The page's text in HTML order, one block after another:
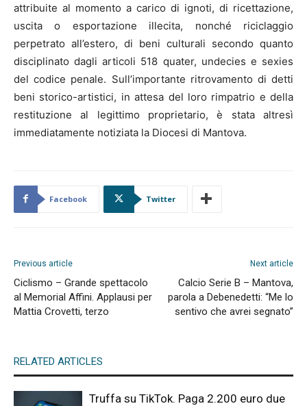
attribuite al momento a carico di ignoti, di ricettazione,
uscita o esportazione illecita, nonché riciclaggio
perpetrato all’estero, di beni culturali secondo quanto
disciplinato dagli articoli 518 quater, undecies e sexies
del codice penale. Sull’importante ritrovamento di detti
beni storico-artistici, in attesa del loro rimpatrio e della
restituzione al legittimo proprietario, è stata altresì
immediatamente notiziata la Diocesi di Mantova.
Facebook Twitter
Previous article
Ciclismo – Grande spettacolo
al Memorial Affini. Applausi per
Mattia Crovetti, terzo
Next article
Calcio Serie B – Mantova,
parola a Debenedetti: “Me lo
sentivo che avrei segnato”
RELATED ARTICLES
Truffa su TikTok. Paga 2.200 euro due